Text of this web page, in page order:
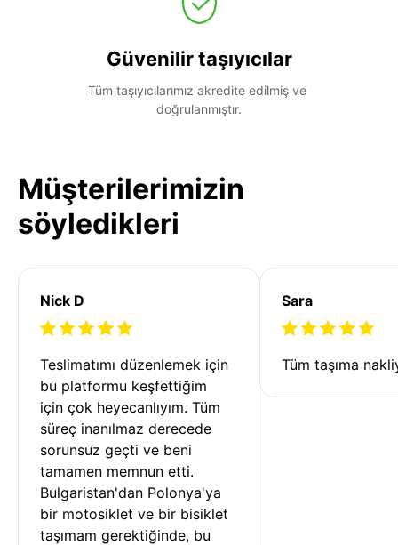
Güvenilir taşıyıcılar
Tüm taşıyıcılarımız akredite edilmiş ve
doğrulanmıştır.
Müşterilerimizin
söyledikleri
Nick D
Teslimatımı düzenlemek için
bu platformu keşfettiğim
için çok heyecanlıyım. Tüm
süreç inanılmaz derecede
sorunsuz geçti ve beni
tamamen memnun etti.
Bulgaristan'dan Polonya'ya
bir motosiklet ve bir bisiklet
taşımam gerektiğinde, bu
Sara
Tüm taşıma